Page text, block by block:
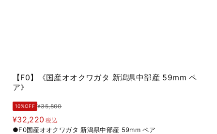
【F0】《国産オオクワガタ 新潟県中部産 59mm ペ
ア》
10%OFF ¥35,800
¥32,220 税込
●F0国産オオクワガタ 新潟県中部産 59mm ペア